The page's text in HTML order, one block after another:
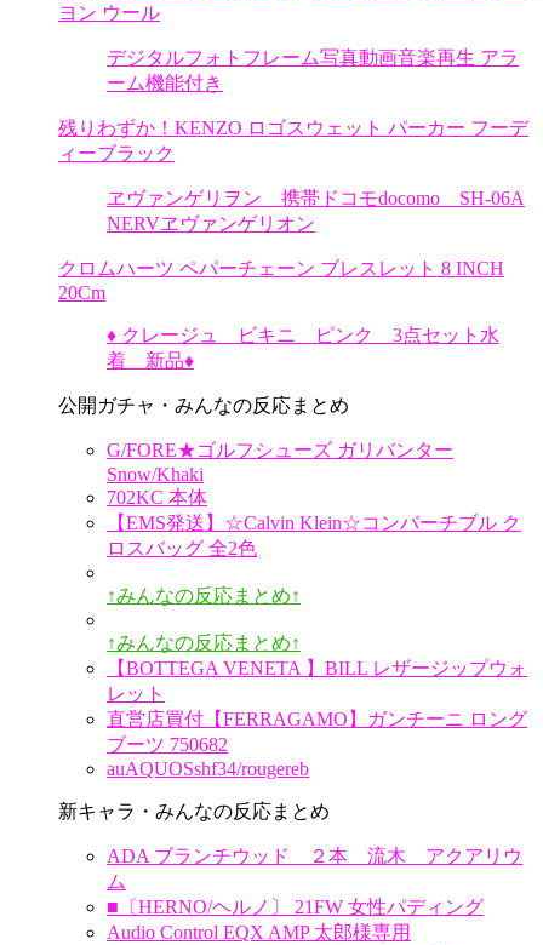
ヨン ウール
デジタルフォトフレーム写真動画音楽再生 アラ
ーム機能付き
残りわずか！KENZO ロゴスウェット パーカー フーデ
ィーブラック
ヱヴァンゲリヲン 携帯ドコモdocomo SH-06A
NERVヱヴァンゲリオン
クロムハーツ ペパーチェーン ブレスレット 8 INCH
20Cm
♦️ クレージュ ビキニ ピンク 3点セット水
着 新品♦️
公開ガチャ・みんなの反応まとめ
G/FORE★ゴルフシューズ ガリバンター
Snow/Khaki
702KC 本体
【EMS発送】☆Calvin Klein☆コンバーチブル ク
ロスバッグ 全2色
↑みんなの反応まとめ↑
↑みんなの反応まとめ↑
【BOTTEGA VENETA 】BILL レザージップウォ
レット
直営店買付【FERRAGAMO】ガンチーニ ロング
ブーツ 750682
auAQUOSshf34/rougereb
新キャラ・みんなの反応まとめ
ADA ブランチウッド ２本 流木 アクアリウ
ム
■〔HERNO/ヘルノ〕 21FW 女性パディング
Audio Control EQX AMP 太郎様専用